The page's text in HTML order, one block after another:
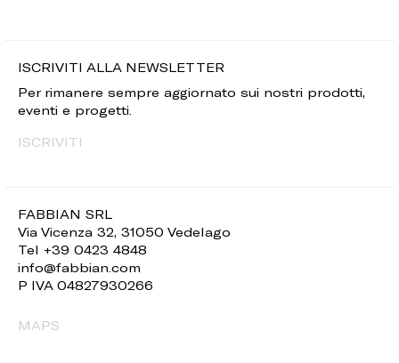
FABBIAN SRL
Via Vicenza 32, 31050 Vedelago
Tel +39 0423 4848
info@fabbian.com
P IVA 04827930266
MAPS
ISCRIVITI ALLA NEWSLETTER
Per rimanere sempre aggiornato sui nostri prodotti,
eventi e progetti.
ISCRIVITI